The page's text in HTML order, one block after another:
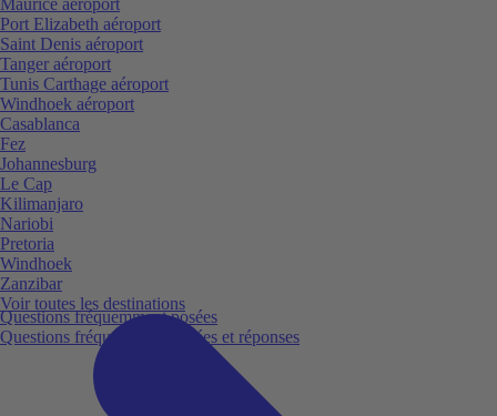
Questions fréquemment posées
Questions fréquemment posées et réponses
Port Elizabeth aéroport
Saint Denis aéroport
Tanger aéroport
Tunis Carthage aéroport
Windhoek aéroport
Casablanca
Fez
Johannesburg
Le Cap
Kilimanjaro
Nariobi
Pretoria
Windhoek
Zanzibar
Voir toutes les destinations